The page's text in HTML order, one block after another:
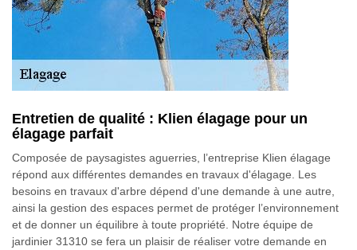
Entretien de qualité : Klien élagage pour un
élagage parfait
Composée de paysagistes aguerries, l’entreprise Klien élagage
répond aux différentes demandes en travaux d'élagage. Les
besoins en travaux d'arbre dépend d'une demande à une autre,
ainsi la gestion des espaces permet de protéger l’environnement
et de donner un équilibre à toute propriété. Notre équipe de
jardinier 31310 se fera un plaisir de réaliser votre demande en